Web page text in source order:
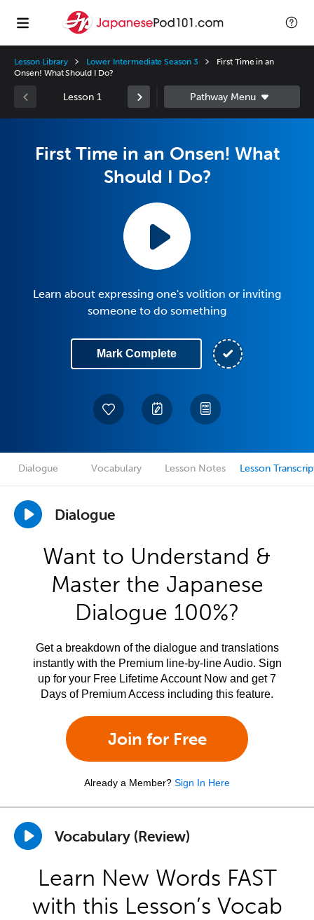
Lesson Library Lower Intermediate Season 3
First Time in an
Onsen! What Should I Do?
Lesson 1
First Time in an Onsen! What
Should I Do?
Learn about expressing one's volition or inviting
someone to do something
Mark Complete
Dialogue Vocabulary Lesson Notes Lesson
Dialogue
Want to Understand &
Master the Japanese
Dialogue 100%?
Get a breakdown of the dialogue and translations
instantly with the Premium line-by-line Audio. Sign
up for your Free Lifetime Account Now and get 7
Days of Premium Access including this feature.
Join for Free
Already a Member? Sign In Here
Vocabulary (Review)
Learn New Words FAST
with this Lesson’s Vocab